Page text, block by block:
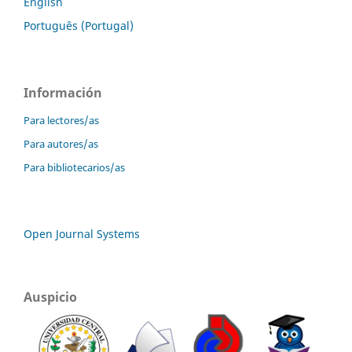
Português (Portugal)
Información
Para lectores/as
Para autores/as
Para bibliotecarios/as
Open Journal Systems
Auspicio